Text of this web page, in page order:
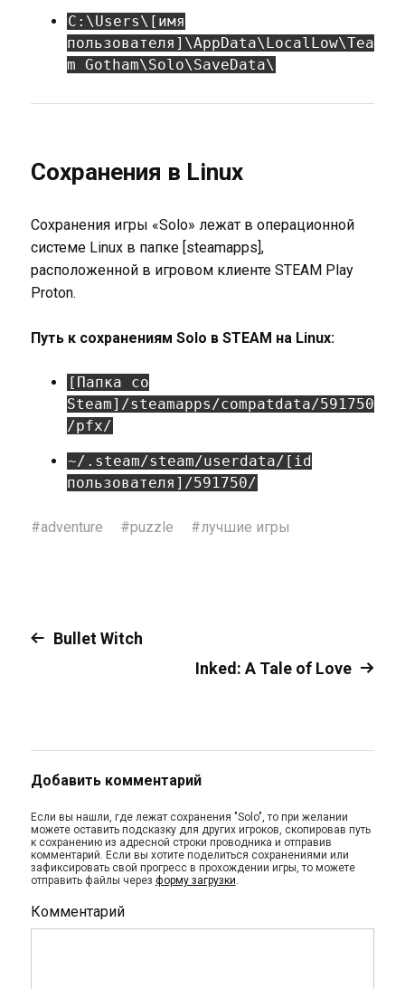
C:\Users\[имя
пользователя]\AppData\LocalLow\Tea
m Gotham\Solo\SaveData\
Сохранения в Linux
Сохранения игры «Solo» лежат в операционной
системе Linux в папке [steamapps],
расположенной в игровом клиенте STEAM Play
Proton.
Путь к сохранениям Solo в STEAM на Linux:
[Папка со
Steam]/steamapps/compatdata/591750
/pfx/
~/.steam/steam/userdata/[id
пользователя]/591750/
#adventure #puzzle #лучшие игры
Bullet Witch
Inked: A Tale of Love
Добавить комментарий
Если вы нашли, где лежат сохранения "Solo", то при желании
можете оставить подсказку для других игроков, скопировав путь
к сохранению из адресной строки проводника и отправив
комментарий. Если вы хотите поделиться сохранениями или
зафиксировать свой прогресс в прохождении игры, то можете
отправить файлы через форму загрузки.
Комментарий